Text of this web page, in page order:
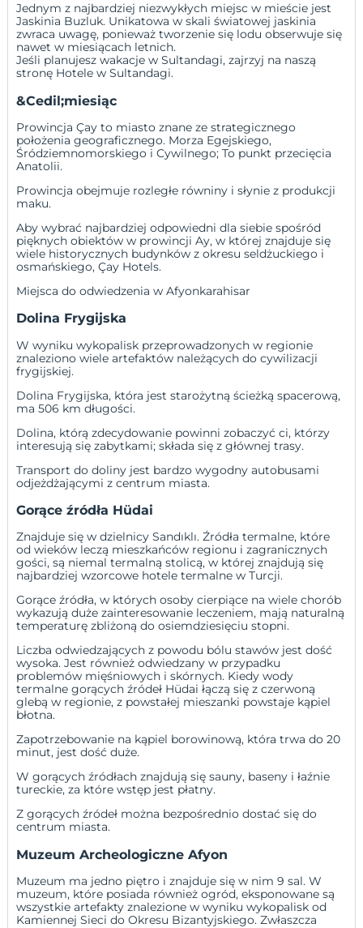
Jednym z najbardziej niezwykłych miejsc w mieście jest
Jaskinia Buzluk. Unikatowa w skali światowej jaskinia
zwraca uwagę, ponieważ tworzenie się lodu obserwuje się
nawet w miesiącach letnich.
Jeśli planujesz wakacje w Sultandagi, zajrzyj na naszą
stronę Hotele w Sultandagi.
&Cedil;miesiąc
Prowincja Çay to miasto znane ze strategicznego
położenia geograficznego. Morza Egejskiego,
Śródziemnomorskiego i Cywilnego; To punkt przecięcia
Anatolii.
Prowincja obejmuje rozległe równiny i słynie z produkcji
maku.
Aby wybrać najbardziej odpowiedni dla siebie spośród
pięknych obiektów w prowincji Ay, w której znajduje się
wiele historycznych budynków z okresu seldżuckiego i
osmańskiego,Çay Hotels.
Miejsca do odwiedzenia w Afyonkarahisar
Dolina Frygijska
W wyniku wykopalisk przeprowadzonych w regionie
znaleziono wiele artefaktów należących do cywilizacji
frygijskiej.
Dolina Frygijska, która jest starożytną ścieżką spacerową,
ma 506 km długości.
Dolina, którą zdecydowanie powinni zobaczyć ci, którzy
interesują się zabytkami; składa się z głównej trasy.
Transport do doliny jest bardzo wygodny autobusami
odjeżdżającymi z centrum miasta.
Gorące źródła Hüdai
Znajduje się w dzielnicy Sandıklı. Źródła termalne, które
od wieków leczą mieszkańców regionu i zagranicznych
gości, są niemal termalną stolicą, w której znajdują się
najbardziej wzorcowe hotele termalne w Turcji.
Gorące źródła, w których osoby cierpiące na wiele chorób
wykazują duże zainteresowanie leczeniem, mają naturalną
temperaturę zbliżoną do osiemdziesięciu stopni.
Liczba odwiedzających z powodu bólu stawów jest dość
wysoka. Jest również odwiedzany w przypadku
problemów mięśniowych i skórnych. Kiedy wody
termalne gorących źródeł Hüdai łączą się z czerwoną
glebą w regionie, z powstałej mieszanki powstaje kąpiel
błotna.
Zapotrzebowanie na kąpiel borowinową, która trwa do 20
minut, jest dość duże.
W gorących źródłach znajdują się sauny, baseny i łaźnie
tureckie, za które wstęp jest płatny.
Z gorących źródeł można bezpośrednio dostać się do
centrum miasta.
Muzeum Archeologiczne Afyon
Muzeum ma jedno piętro i znajduje się w nim 9 sal. W
muzeum, które posiada również ogród, eksponowane są
wszystkie artefakty znalezione w wyniku wykopalisk od
Kamiennej Sieci do Okresu Bizantyjskiego. Zwłaszcza